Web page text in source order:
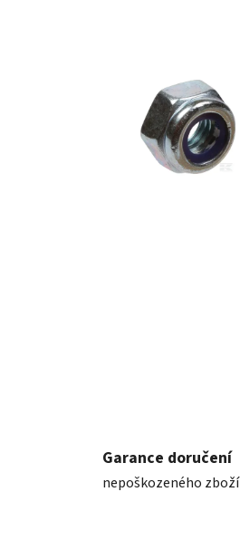
Garance doručení
nepoškozeného zboží